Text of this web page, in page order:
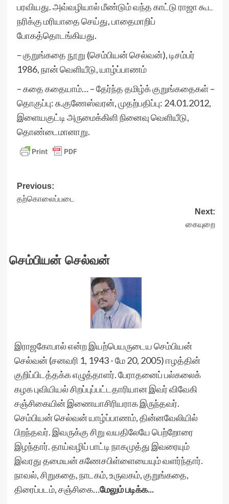
பரவியது. அவ்வழியால் மீண்டும் வந்த காட்டு ராஜா கூட
நரிக்கு மரியாதை செய்து, பாதைமாறிப்
போகத்தொடங்கியது.
– குறுங்கதை நூறு (செம்பியன் செல்வன்), டிசம்பர்
1986, நான் வெளியீடு, யாழ்ப்பாணம்
– கதை கதையாம்… – தேர்ந்த தமிழ்க் குறுங்கதைகள் –
தொகுப்பு: சு.குணேஸ்வரன், முதற்பதிப்பு: 24.01.2012,
இளையகுட்டி அருமைக்கிளி நினைவு வெளியீடு,
தொண்டைமானாறு.
Post
navigation
Previous:
தற்கொலைப்படை
Next:
கையுறை
செம்பியன் செல்வன்
இராஜகோபால் என்ற இயற்பெயருடைய செம்பியன்
செல்வன் (சனவரி 1, 1943 - மே 20, 2005) ஈழத்தின்
குறிப்பிடத்தக்க எழுத்தாளர். பேராதனைப் பல்கலைக்
கழக புவியியல் சிறப்புப்பட்டதாரியான இவர் விவேகி
சஞ்சிகையின் இணையாசிரியராக இருந்தவர்.
செம்பியன் செல்வன் யாழ்ப்பாணம், தின்னவேலியில்
பிறந்தவர். இவருக்கு சிறு வயதிலேயே பெற்றோரை
இழந்தார். தாய்வழிப் பாட்டி நாகமுத்து இவரையும்
இவரது தமையன் கணேசபிள்ளையையும் வளர்ந்தார்.
நாவல், சிறுகதை, நாடகம், உருவகம், குறுங்கதை,
திரைப்படம், சஞ்சிகை…மேலும் படிக்க...